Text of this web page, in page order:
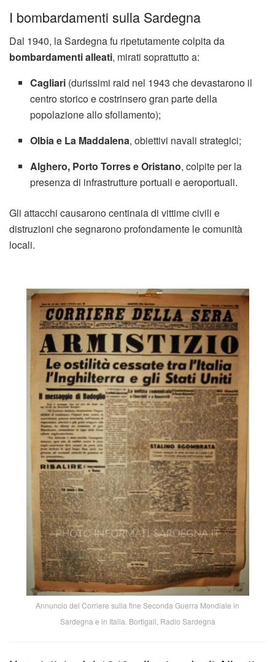
I bombardamenti sulla Sardegna
Dal 1940, la Sardegna fu ripetutamente colpita da
bombardamenti alleati, mirati soprattutto a:
Cagliari (durissimi raid nel 1943 che devastarono il
centro storico e costrinsero gran parte della
popolazione allo sfollamento);
Olbia e La Maddalena, obiettivi navali strategici;
Alghero, Porto Torres e Oristano, colpite per la
presenza di infrastrutture portuali e aeroportuali.
Gli attacchi causarono centinaia di vittime civili e
distruzioni che segnarono profondamente le comunità
locali.
Annuncio del Corriere sulla fine Seconda Guerra Mondiale in
Sardegna e in Italia. Bortigali, Radio Sardegna